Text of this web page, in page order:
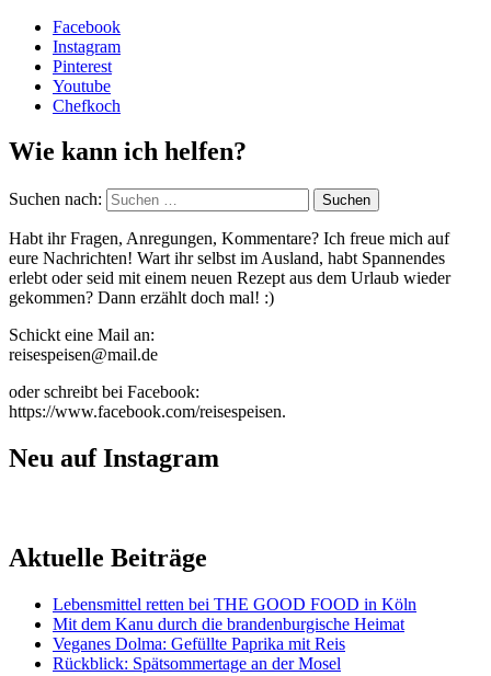
Facebook
Instagram
Pinterest
Youtube
Chefkoch
Wie kann ich helfen?
Suchen nach:
Habt ihr Fragen, Anregungen, Kommentare? Ich freue mich auf
eure Nachrichten! Wart ihr selbst im Ausland, habt Spannendes
erlebt oder seid mit einem neuen Rezept aus dem Urlaub wieder
gekommen? Dann erzählt doch mal! :)
Schickt eine Mail an:
reisespeisen@mail.de
oder schreibt bei Facebook:
https://www.facebook.com/reisespeisen.
Neu auf Instagram
Aktuelle Beiträge
Lebensmittel retten bei THE GOOD FOOD in Köln
Mit dem Kanu durch die brandenburgische Heimat
Veganes Dolma: Gefüllte Paprika mit Reis
Rückblick: Spätsommertage an der Mosel